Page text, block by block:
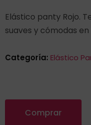
Elástico panty Rojo.
suaves y cómodas
Categoría: Elástico
Comprar